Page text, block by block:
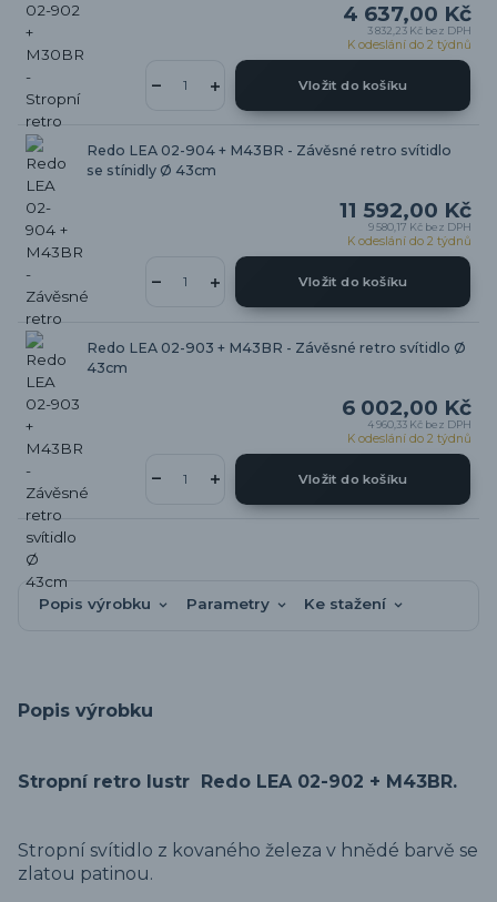
4 637,00 Kč
3 832,23 Kč bez DPH
K odeslání do 2 týdnů
Vložit do košíku
Redo LEA 02-904 + M43BR - Závěsné retro svítidlo
se stínidly Ø 43cm
11 592,00 Kč
9 580,17 Kč bez DPH
K odeslání do 2 týdnů
Vložit do košíku
Redo LEA 02-903 + M43BR - Závěsné retro svítidlo Ø
43cm
6 002,00 Kč
4 960,33 Kč bez DPH
K odeslání do 2 týdnů
Vložit do košíku
Popis výrobku Parametry Ke stažení
Popis výrobku
Stropní retro lustr Redo LEA 02-902 + M43BR.
Stropní svítidlo z kovaného železa v hnědé barvě se
zlatou patinou.